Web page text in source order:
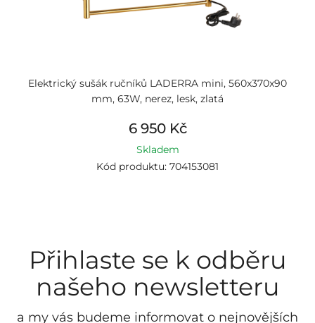
Elektrický sušák ručníků LADERRA mini, 560x370x90
mm, 63W, nerez, lesk, zlatá
6 950 Kč
Skladem
Kód produktu: 704153081
Přihlaste se k odběru
našeho newsletteru
a my vás budeme informovat o nejnovějších